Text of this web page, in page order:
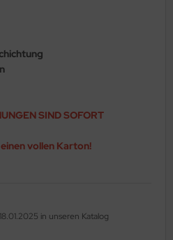
SIND SOFORT
vollen Karton!
in unseren Katalog